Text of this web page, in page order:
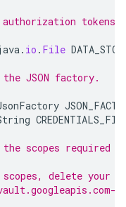
tokens
. io . File
JSON factory.
scopes required
delete your